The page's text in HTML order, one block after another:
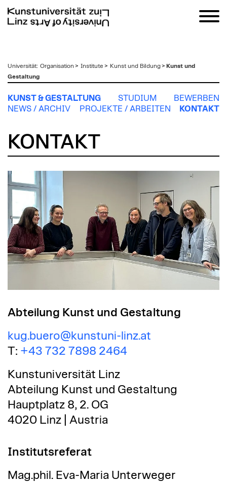
zum
Inhalt
Universität: Organisation > Institute > Kunst und Bildung> Kunst und
Gestaltung
KUNST & GESTALTUNG STUDIUM
BEWERBEN
NEWS / ARCHIV
PROJEKTE / ARBEITEN KONTAKT
KONTAKT
Abteilung Kunst und Gestaltung
kug.buero@kunstuni-linz.at
T: +43 732 7898 2464
Kunstuniversität Linz
Abteilung Kunst und Gestaltung
Hauptplatz 8, 2. OG
4020 Linz | Austria
Institutsreferat
Mag.phil. Eva-Maria Unterweger